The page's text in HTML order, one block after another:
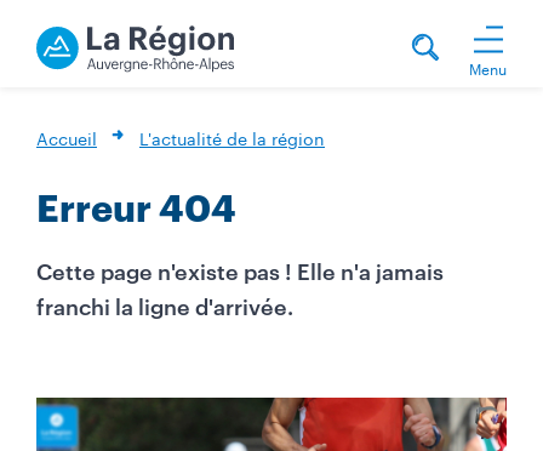
Menu
Accueil L'actualité de la région
Erreur 404
Cette page n'existe pas ! Elle n'a jamais
franchi la ligne d'arrivée.